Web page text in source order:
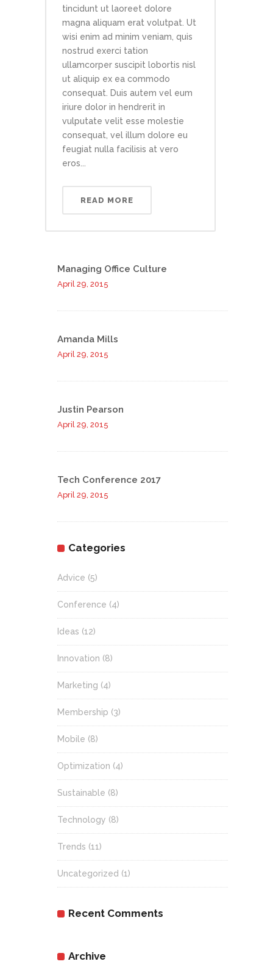
tincidunt ut laoreet dolore
magna aliquam erat volutpat. Ut
wisi enim ad minim veniam, quis
nostrud exerci tation
ullamcorper suscipit lobortis nisl
ut aliquip ex ea commodo
consequat. Duis autem vel eum
iriure dolor in hendrerit in
vulputate velit esse molestie
consequat, vel illum dolore eu
feugiat nulla facilisis at vero
eros...
READ MORE
Managing Office Culture
April 29, 2015
Amanda Mills
April 29, 2015
Justin Pearson
April 29, 2015
Tech Conference 2017
April 29, 2015
Categories
Advice (5)
Conference (4)
Ideas (12)
Innovation (8)
Marketing (4)
Membership (3)
Mobile (8)
Optimization (4)
Sustainable (8)
Technology (8)
Trends (11)
Uncategorized (1)
Recent Comments
Archive